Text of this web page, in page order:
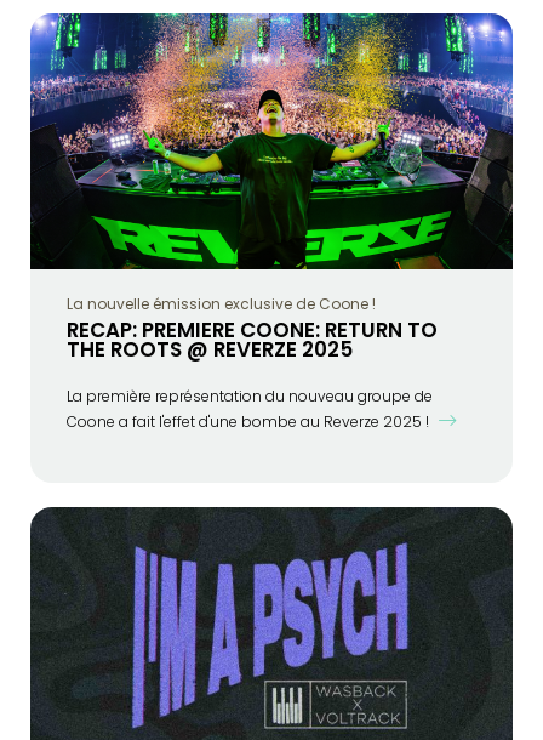
La nouvelle émission exclusive de Coone !
RECAP: PREMIERE COONE: RETURN TO
THE ROOTS @ REVERZE 2025
La première représentation du nouveau groupe de
Coone a fait l'effet d'une bombe au Reverze 2025 !